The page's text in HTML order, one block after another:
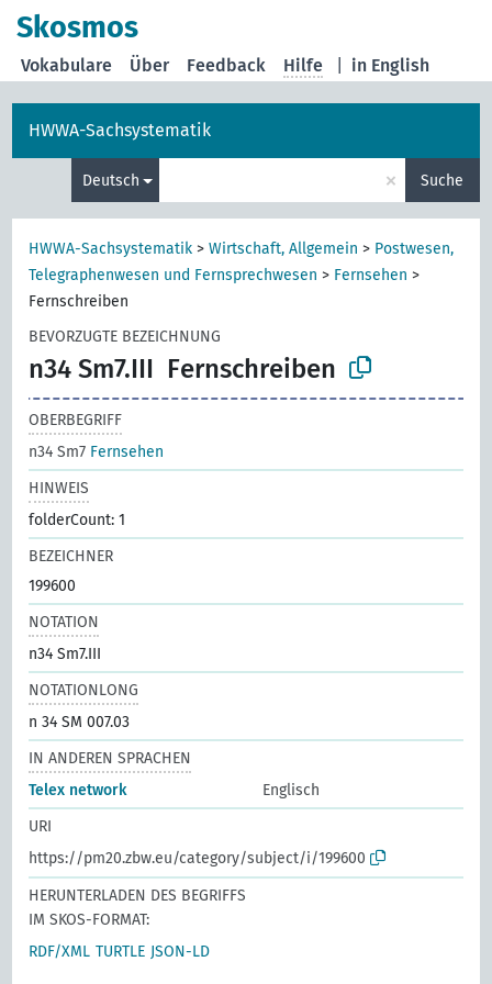
Skosmos
in English
Vokabulare Über Feedback Hilfe
HWWA-Sachsystematik
Deutsch × Suche
HWWA-Sachsystematik >Wirtschaft, Allgemein > Postwesen,
Telegraphenwesen und Fernsprechwesen > Fernsehen >
Fernschreiben
BEVORZUGTE BEZEICHNUNG
n34 Sm7.III Fernschreiben
OBERBEGRIFF
n34 Sm7 Fernsehen
HINWEIS
folderCount: 1
BEZEICHNER
199600
NOTATION
n34 Sm7.III
NOTATIONLONG
n 34 SM 007.03
IN ANDEREN SPRACHEN
Telex network
Englisch
URI
https://pm20.zbw.eu/category/subject/i/199600
HERUNTERLADEN DES BEGRIFFS
IM SKOS-FORMAT:
RDF/XML TURTLE JSON-LD